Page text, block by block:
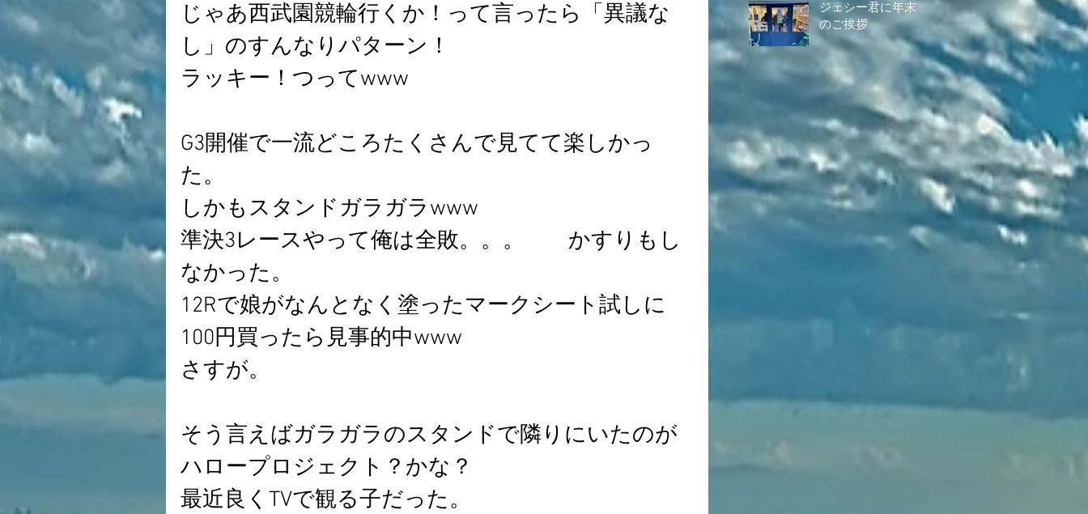
じゃあ西武園競輪行くか！って言ったら「異議な
し」のすんなりパターン！
ラッキー！つってwww
G3開催で一流どころたくさんで見てて楽しかっ
た。
しかもスタンドガラガラwww
準決3レースやって俺は全敗。。。　　かすりもし
なかった。
12Rで娘がなんとなく塗ったマークシート試しに
100円買ったら見事的中www
さすが。
そう言えばガラガラのスタンドで隣りにいたのが
ハロープロジェクト？かな？
最近良くTVで観る子だった。
ジェシー君に年末
のご挨拶